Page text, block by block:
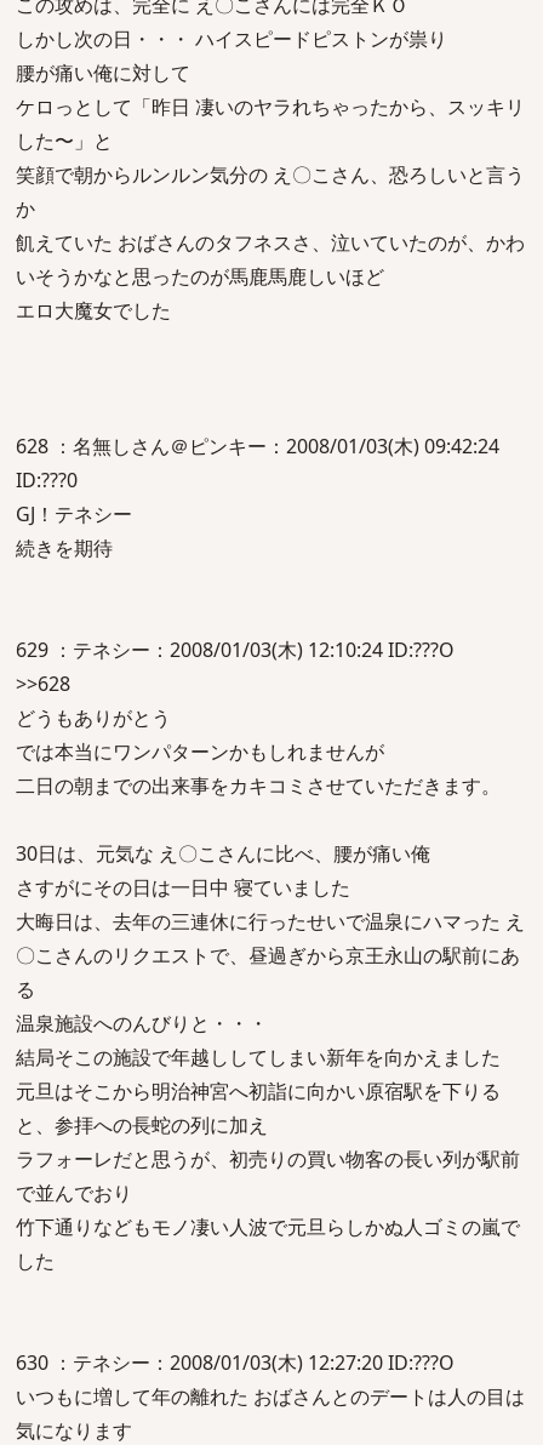
しかし次の日・・・ ハイスピードピストンが祟り
腰が痛い俺に対して
ケロっとして「昨日 凄いのヤラれちゃったから、スッキリ
した〜」と
笑顔で朝からルンルン気分の え〇こさん、恐ろしいと言う
か
飢えていた おばさんのタフネスさ、泣いていたのが、かわ
いそうかなと思ったのが馬鹿馬鹿しいほど
エロ大魔女でした
628 ：名無しさん＠ピンキー：2008/01/03(木) 09:42:24
ID:???0
GJ！テネシー
続きを期待
629 ：テネシー：2008/01/03(木) 12:10:24 ID:???O
>>628
どうもありがとう
では本当にワンパターンかもしれませんが
二日の朝までの出来事をカキコミさせていただきます。
30日は、元気な え〇こさんに比べ、腰が痛い俺
さすがにその日は一日中 寝ていました
大晦日は、去年の三連休に行ったせいで温泉にハマった え
〇こさんのリクエストで、昼過ぎから京王永山の駅前にあ
る
温泉施設へのんびりと・・・
結局そこの施設で年越ししてしまい新年を向かえました
元旦はそこから明治神宮へ初詣に向かい原宿駅を下りる
と、参拝への長蛇の列に加え
ラフォーレだと思うが、初売りの買い物客の長い列が駅前
で並んでおり
竹下通りなどもモノ凄い人波で元旦らしかぬ人ゴミの嵐で
した
630 ：テネシー：2008/01/03(木) 12:27:20 ID:???O
いつもに増して年の離れた おばさんとのデートは人の目は
気になります